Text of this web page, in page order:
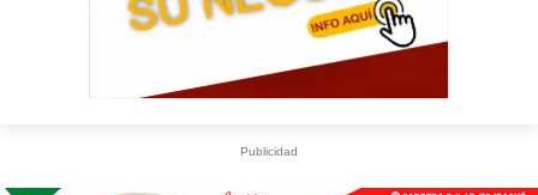
Publicidad